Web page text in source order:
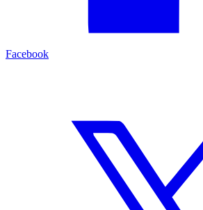
Facebook